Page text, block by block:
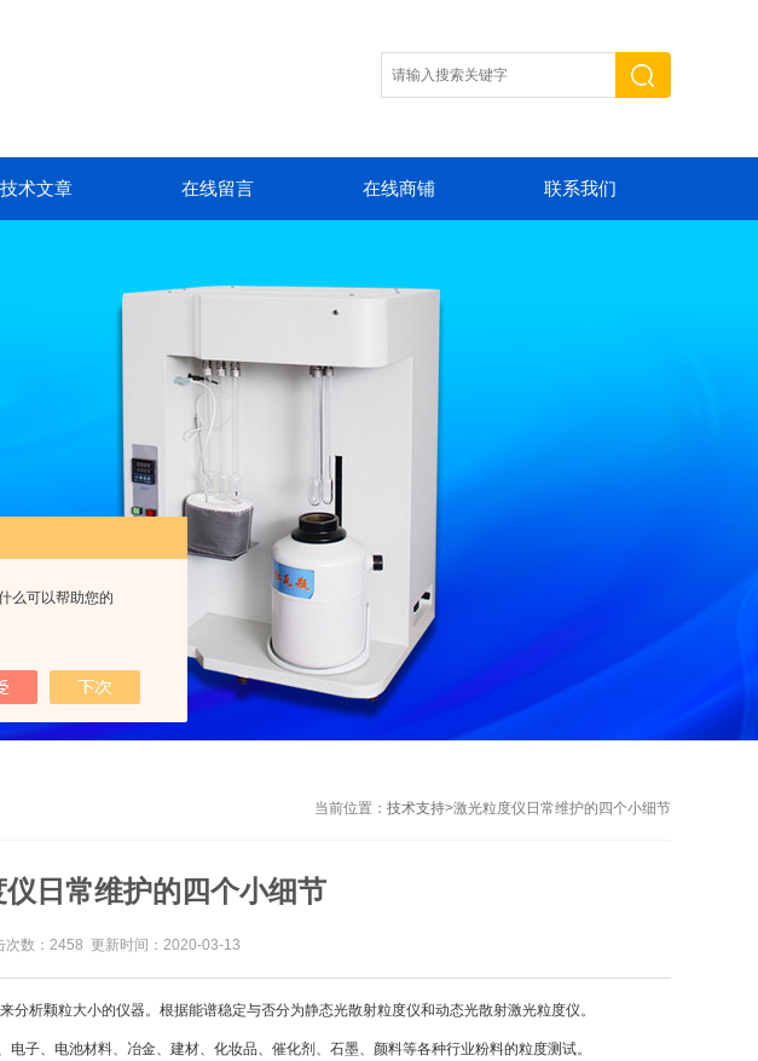
么可以帮助您的
技术文章 在线留言 在线商铺 联系我们
当前位置： 技术支持>激光粒度仪日常维护的四个小细节
日常维护的四个小细节
次数：2458 更新时间：2020-03-13
颗粒大小的仪器。根据能谱稳定与否分为静态光散射粒度仪和动态光散射激光粒度仪。
、电池材料、冶金、建材、化妆品、催化剂、石墨、颜料等各种行业粉料的粒度测试。